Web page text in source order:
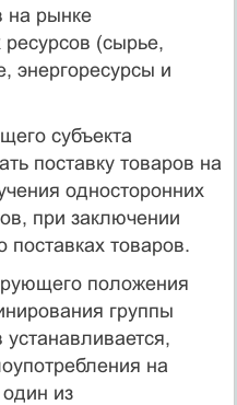
на рынке
ресурсов (сырье,
энергоресурсы и
субъекта
поставку товаров на
односторонних
при заключении
поставках товаров.
положения
группы
на
из